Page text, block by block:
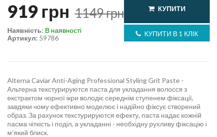
919 грн 1149грн КУПИТИ
КУПИТИ В 1 КЛІК
Артикул: 59786
Наявність: В наявності
Alterna Caviar Anti-Aging Professional Styling Grit Paste -
Альтерна текстурируются паста для укладання волосся з
екстрактом чорної ікри володіє середнім ступенем фіксації,
завдяки чому ефективно моделює і надійно фіксує створений
образ. За рахунок текстурируются ефекту, паста надає кожній
пасма чіткість і поділ, а укладанні - необхідну рухливу фіксацію і
м'який блиск.